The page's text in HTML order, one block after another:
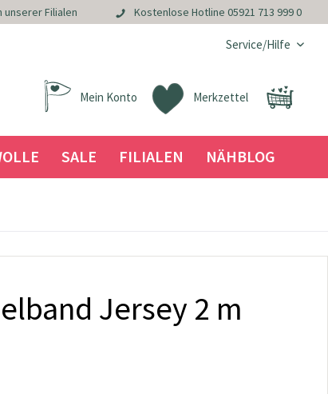
Filialen Kostenlose Hotline 05921 713 999 0
Service/Hilfe
Merkzettel
Mein Konto
SALE FILIALEN NÄHBLOG
Jersey 2 m